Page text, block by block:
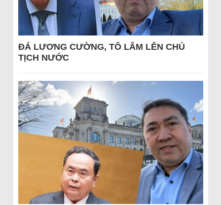
ĐÁ LƯƠNG CƯỜNG, TÔ LÂM LÊN CHỦ
TỊCH NƯỚC